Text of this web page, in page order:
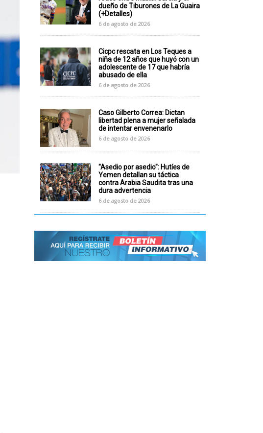
dueño de Tiburones de La Guaira
(+Detalles)
6 de agosto de 2026
Cicpc rescata en Los Teques a
niña de 12 años que huyó con un
adolescente de 17 que habría
abusado de ella
6 de agosto de 2026
Caso Gilberto Correa: Dictan
libertad plena a mujer señalada
de intentar envenenarlo
6 de agosto de 2026
"Asedio por asedio": Hutíes de
Yemen detallan su táctica
contra Arabia Saudita tras una
dura advertencia
6 de agosto de 2026